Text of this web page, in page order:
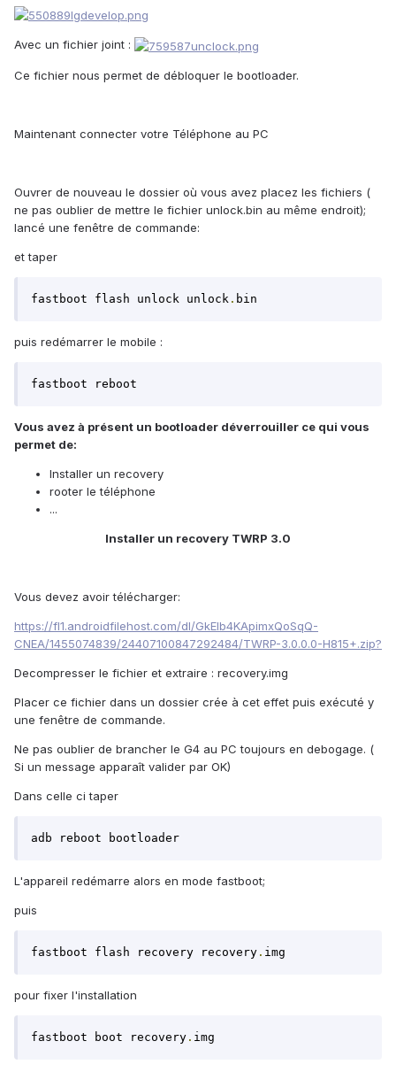
Avec un fichier joint :
Ce fichier nous permet de débloquer le bootloader.
Maintenant connecter votre Téléphone au PC
Ouvrer de nouveau le dossier où vous avez placez les fichiers (
ne pas oublier de mettre le fichier unlock.bin au même endroit);
lancé une fenêtre de commande:
et taper
fastboot flash unlock unlock . bin
puis redémarrer le mobile :
fastboot reboot
Vous avez à présent un bootloader déverrouiller ce qui vous
permet de:
Installer un recovery
rooter le téléphone
...
Installer un recovery TWRP 3.0
Vous devez avoir télécharger:
https://fl1.androidfilehost.com/dl/GkEIb4KApimxQoSqQ-
CNEA/1455074839/24407100847292484/TWRP-3.0.0.0-H815+.zip?
Decompresser le fichier et extraire : recovery.img
Placer ce fichier dans un dossier crée à cet effet puis exécuté y
une fenêtre de commande.
Ne pas oublier de brancher le G4 au PC toujours en debogage. (
Si un message apparaît valider par OK)
Dans celle ci taper
adb reboot bootloader
L'appareil redémarre alors en mode fastboot;
puis
fastboot flash recovery recovery . img
pour fixer l'installation
fastboot boot recovery . img